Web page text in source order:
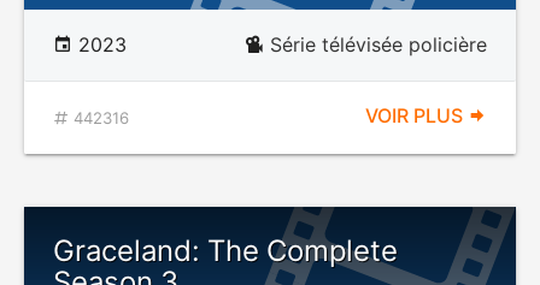
2023 Série télévisée policière
442316 VOIR PLUS
Graceland: The Complete